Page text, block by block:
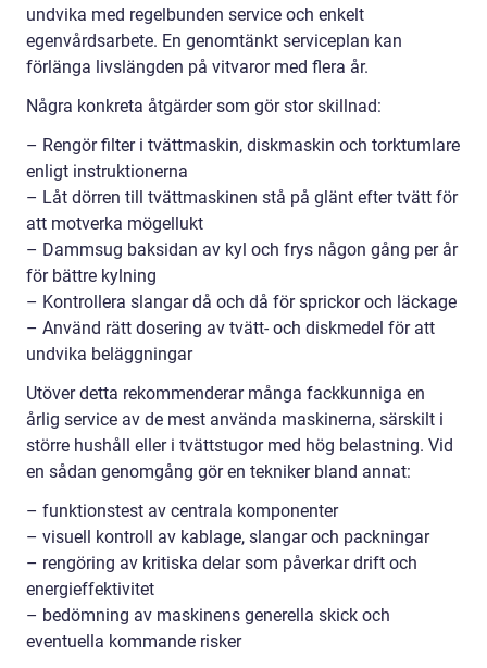
undvika med regelbunden service och enkelt
egenvårdsarbete. En genomtänkt serviceplan kan
förlänga livslängden på vitvaror med flera år.
Några konkreta åtgärder som gör stor skillnad:
– Rengör filter i tvättmaskin, diskmaskin och torktumlare
enligt instruktionerna
– Låt dörren till tvättmaskinen stå på glänt efter tvätt för
att motverka mögellukt
– Dammsug baksidan av kyl och frys någon gång per år
för bättre kylning
– Kontrollera slangar då och då för sprickor och läckage
– Använd rätt dosering av tvätt- och diskmedel för att
undvika beläggningar
Utöver detta rekommenderar många fackkunniga en
årlig service av de mest använda maskinerna, särskilt i
större hushåll eller i tvättstugor med hög belastning. Vid
en sådan genomgång gör en tekniker bland annat:
– funktionstest av centrala komponenter
– visuell kontroll av kablage, slangar och packningar
– rengöring av kritiska delar som påverkar drift och
energieffektivitet
– bedömning av maskinens generella skick och
eventuella kommande risker